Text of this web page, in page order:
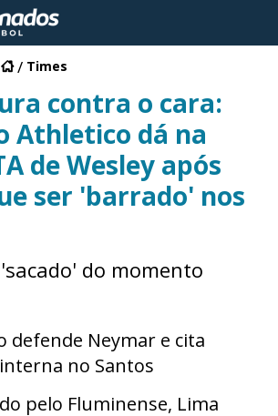
Times
contra o cara:
Athletico dá na
de Wesley após
ser 'barrado' nos
do momento
defende Neymar e cita
no Santos
pelo Fluminense, Lima